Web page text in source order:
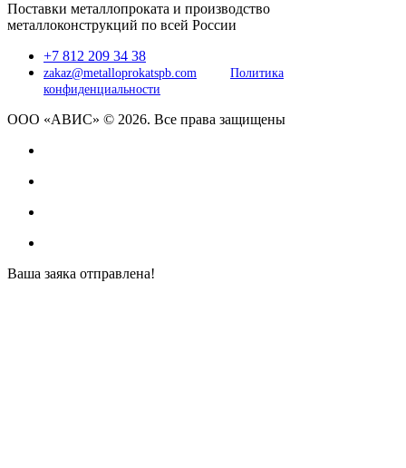
Поставки металлопроката и производство
металлоконструкций по всей России
+7 812 209 34 38
zakaz@metalloprokatspb.com
Политика
конфиденциальности
ООО «АВИС» © 2026. Все права защищены
Ваша заяка отправлена!